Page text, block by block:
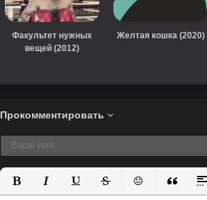
Факультет нужных
вещей (2012)
Желтая кошка (2020)
Прокомментировать